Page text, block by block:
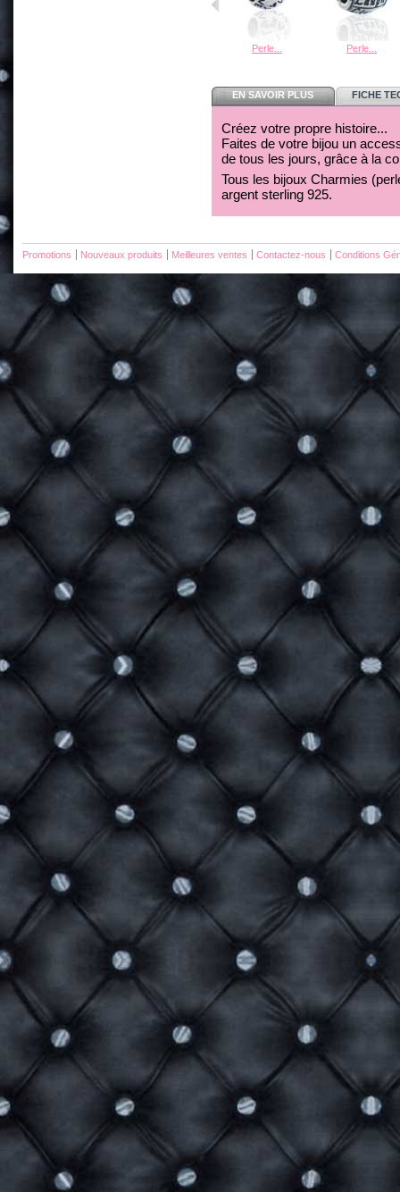
Perle... Perle...
EN SAVOIR PLUS FICHE
Créez votre propre histoire...
Faites de votre bijou un
de tous les jours, grâce à la
Tous les bijoux Charmies
argent sterling 925.
Promotions Nouveaux produits Meilleures ventes Contactez-nous Conditions